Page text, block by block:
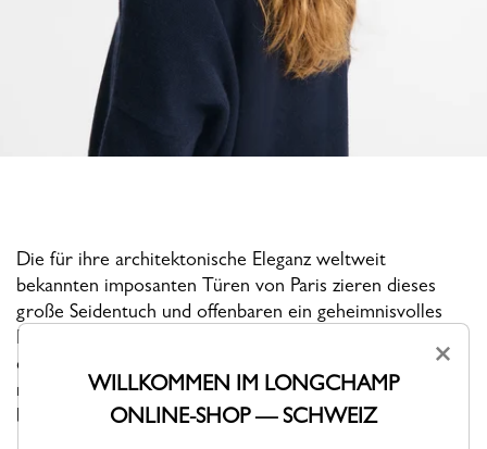
Die für ihre architektonische Eleganz weltweit
bekannten imposanten Türen von Paris zieren dieses
große Seidentuch und offenbaren ein geheimnisvolles
Labyrinth, das Sie ins Herz der Stadt führt. Tragen Sie
dieses zarte Accessoire über den Schultern für einen
raffinierten Touch oder als Gürtel, um Ihre Silhouette zu
betonen.
×
WILLKOMMEN IM LONGCHAMP
ONLINE-SHOP — SCHWEIZ